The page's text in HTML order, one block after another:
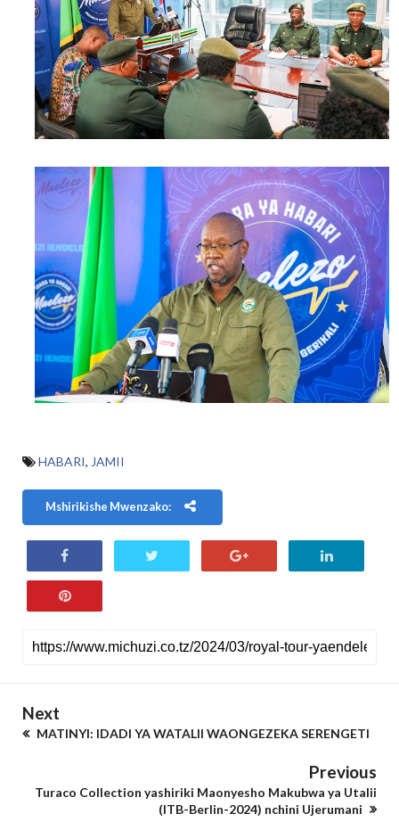
HABARI, JAMII
Mshirikishe Mwenzako:
Next
MATINYI: IDADI YA WATALII WAONGEZEKA SERENGETI
Previous
Turaco Collection yashiriki Maonyesho Makubwa ya Utalii
(ITB-Berlin-2024) nchini Ujerumani